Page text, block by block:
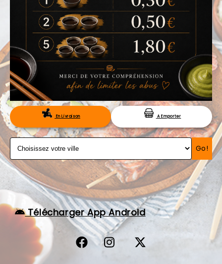
VOTRE COMPTE
NOTRE RESTAURANT
VOS AVIS
MENTIONS LÉGALES
C.G.V
RÉSERVATIONEn Livraison A Emporter
Go!
Télécharger App Android